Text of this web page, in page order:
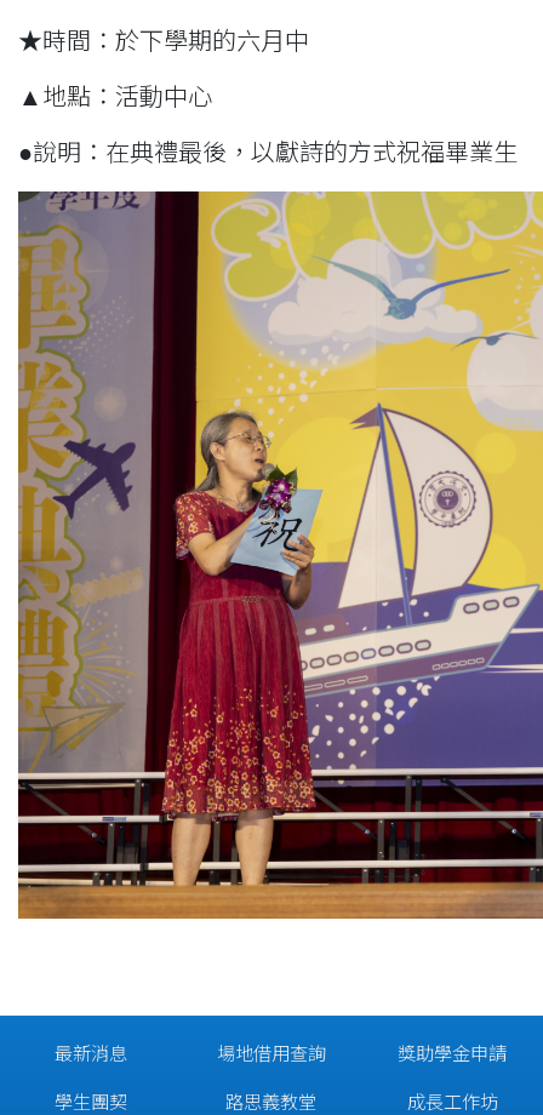
★時間：於下學期的六月中
▲地點：活動中心
●說明：在典禮最後，以獻詩的方式祝福畢業生
最新消息
學生團契
場地借用查詢
路思義教堂
獎助學金申請
成長工作坊